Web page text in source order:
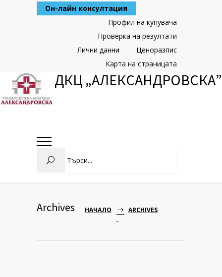
Он-лайн консултация
Профил на купувача
Проверка на резултати
Ценоразпис
Лични данни
Карта на страницата
ДКЦ „АЛЕКСАНДРОВСКА”
Archives НАЧАЛО ARCHIVES